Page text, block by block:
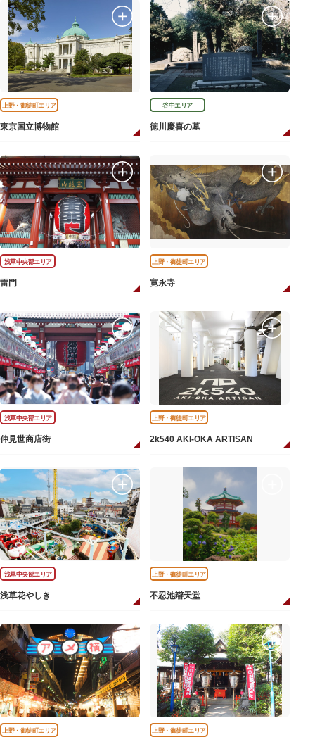
上野・御徒町エリア
東京国立博物館
谷中エリア
徳川慶喜の墓
浅草中央部エリア
雷門
上野・御徒町エリア
寛永寺
浅草中央部エリア
仲見世商店街
上野・御徒町エリア
2k540 AKI-OKA ARTISAN
浅草中央部エリア
浅草花やしき
上野・御徒町エリア
不忍池辯天堂
上野・御徒町エリア 上野・御徒町エリア